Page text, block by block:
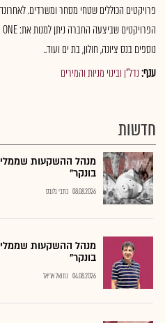
פרויקטים הכוללים שטחי מסחר ומשרדים.
נוספים בנס ציונה, חולון, בת ים ועוד..
ענף:נדל"ן ובינוי מניות והמירים
חדשות
מנהל ההשקעות
בונקר"
08.08.2026 כתבי גלובס
מנהל ההשקעות
בונקר"
04.08.2026 נתנאל אריאל